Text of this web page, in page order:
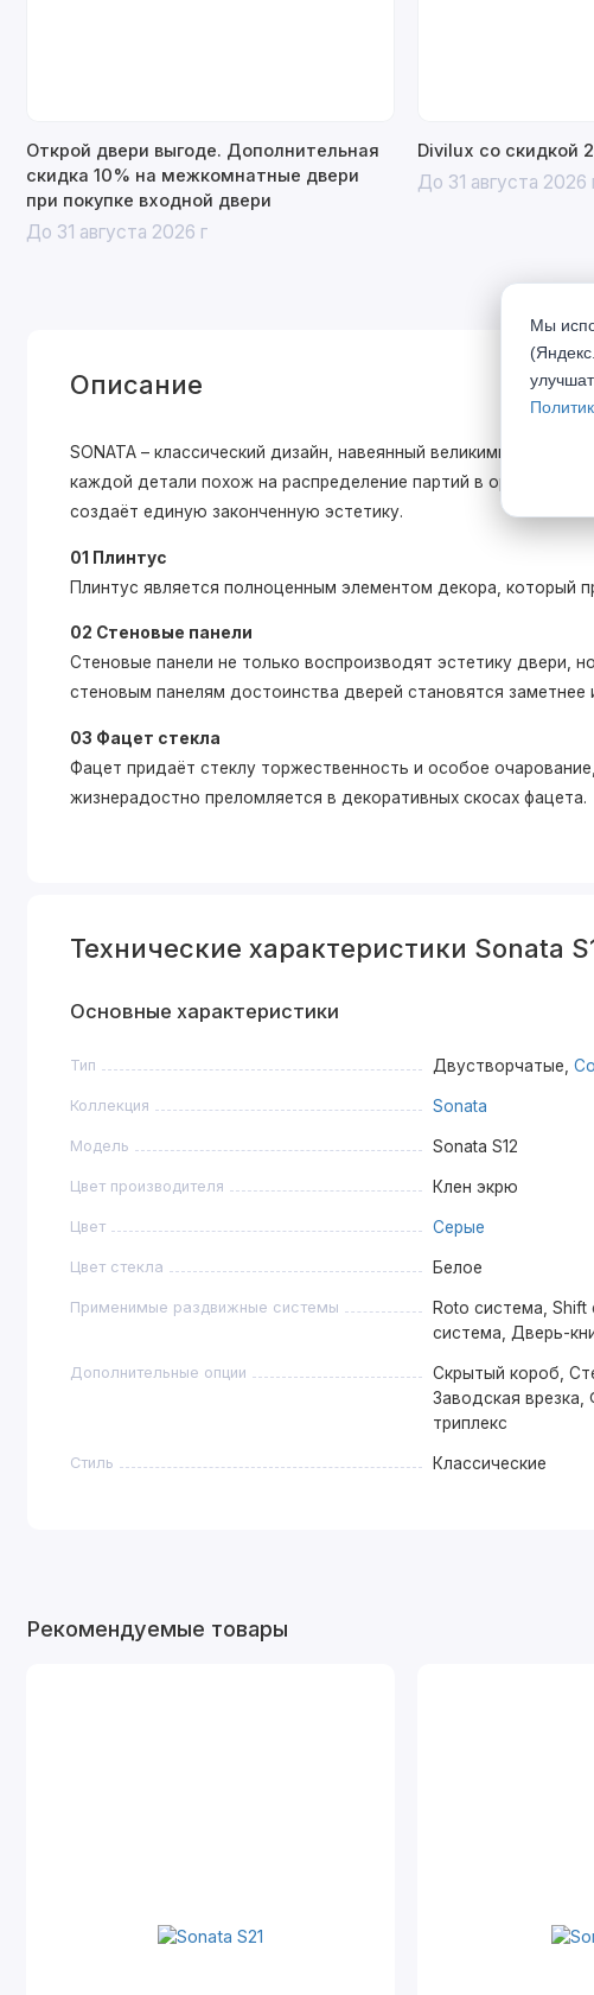
Открой двери выгоде. Дополнительная
скидка 10% на межкомнатные двери
при покупке входной двери
До 31 августа 2026 г
Divilux со скидкой
До 31 августа 2026
Описание
SONATA – классический дизайн, навеянный великими
каждой детали похож на распределение партий в оркестре,
создаёт единую законченную эстетику.
01 Плинтус
Плинтус является полноценным элементом декора, который
02 Стеновые панели
Стеновые панели не только воспроизводят эстетику двери,
стеновым панелям достоинства дверей становятся заметнее
03 Фацет стекла
Фацет придаёт стеклу торжественность и особое
жизнерадостно преломляется в декоративных скосах фацета.
Технические характеристики Sonata
Основные характеристики
Тип Двустворчатые,
Коллекция Sonata
Модель Sonata S12
Цвет производителя Клен экрю
Цвет Серые
Цвет стекла Белое
Применимые раздвижные системы
Roto система, Shift
система, Дверь-
Дополнительные опции
Скрытый короб,
Заводская врезка,
триплекс
Стиль Классические
Рекомендуемые товары
Мы